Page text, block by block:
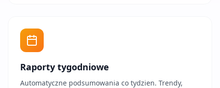
Raporty tygodniowe
Automatyczne podsumowania co tydzien. Trendy,